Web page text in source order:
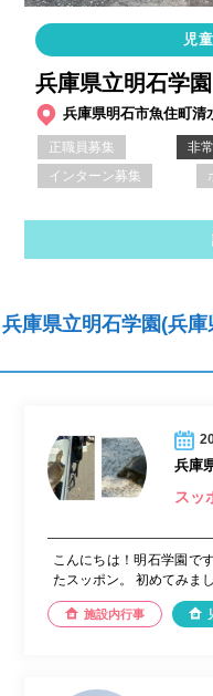
児
兵庫県立明石学園
兵庫県明石市魚住町清
正職員募集 非
インターン募集
兵庫県立明石学園(兵
兵庫
スッ
こんにちは！明石学園で
たスッポン。 初めてみま
施設内行事